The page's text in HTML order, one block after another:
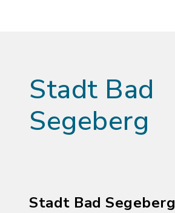
Stadt Bad
Segeberg
Stadt Bad Segeberg